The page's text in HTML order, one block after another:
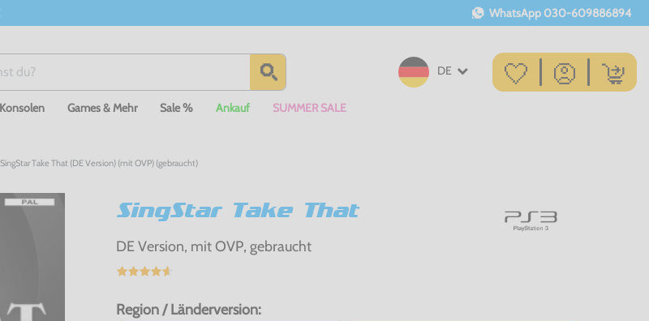
WhatsApp 030-609886894
DE
Games & Mehr Sale % Ankauf SUMMER SALE
Take That (DE Version) (mit OVP) (gebraucht)
SingStar Take That
DE Version, mit OVP, gebraucht
Region / Länderversion: